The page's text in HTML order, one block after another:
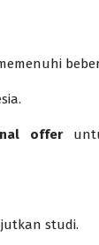
offer
studi.